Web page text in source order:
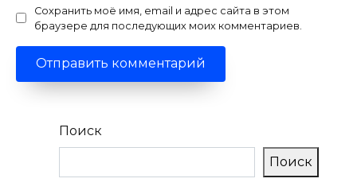
Сохранить моё имя, email и адрес сайта в этом
браузере для последующих моих комментариев.
Поиск
Поиск